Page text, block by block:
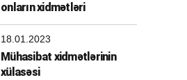
onların xidmətləri
18.01.2023
Mühasibat xidmətlərinin
xülasəsi